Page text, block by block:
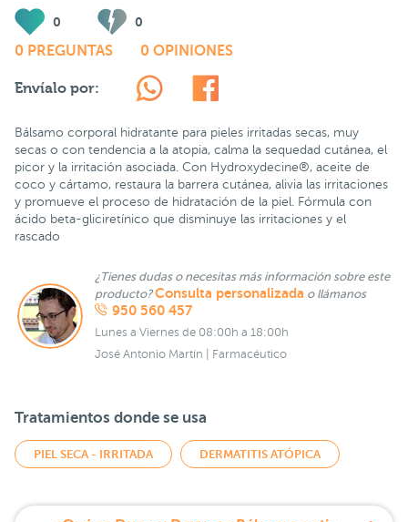
0 0
0 PREGUNTAS 0 OPINIONES
Envíalo por:
Bálsamo corporal hidratante para pieles irritadas secas, muy
secas o con tendencia a la atopia, calma la sequedad cutánea, el
picor y la irritación asociada. Con Hydroxydecine®, aceite de
coco y cártamo, restaura la barrera cutánea, alivia las irritaciones
y promueve el proceso de hidratación de la piel. Fórmula con
ácido beta-gliciretínico que disminuye las irritaciones y el
rascado
¿Tienes dudas o necesitas más información sobre este
producto?Consulta personalizada o llámanos
950 560 457
Lunes a Viernes de 08:00h a 18:00h
José Antonio Martín | Farmacéutico
Tratamientos donde se usa
PIEL SECA - IRRITADA DERMATITIS ATÓPICA